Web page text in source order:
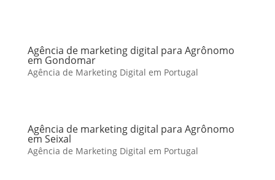
Agência de marketing digital para Agrônomo
em Gondomar
Agência de Marketing Digital em Portugal
Agência de marketing digital para Agrônomo
em Seixal
Agência de Marketing Digital em Portugal